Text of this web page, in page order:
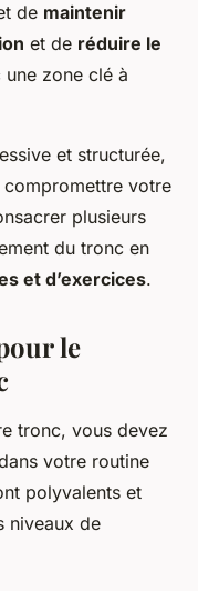
de maintenir
et de réduire le
une zone clé à
et structurée,
compromettre votre
plusieurs
du tronc en
et d’exercices.
le
tronc, vous devez
votre routine
polyvalents et
niveaux de